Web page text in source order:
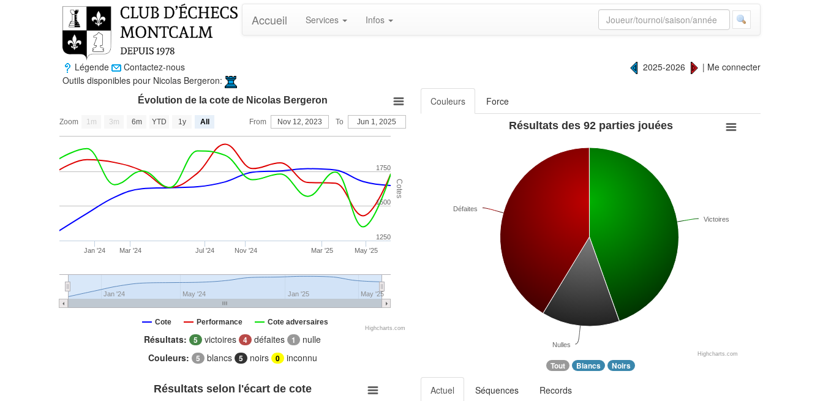
Accueil Services Infos
Légende Contactez-nous 2025-2026 | Me connecter
Outils disponibles pour Nicolas Bergeron:
Zoom From Nov 12, 2023 To Jun 1, 2025
Cotes
Évolution de la cote de Nicolas Bergeron
Cote Performance Cote adversaires
Jan '24 Mar '24 Jul '24 Nov '24 Mar '25 May '25
Jan '24 May '24 Jan '25 May '25
1500
1250
1750
1m 3m 6m YTD 1y All
Highcharts.com
Résultats: 5 victoires 4 défaites 1
nulle
Couleurs:
5 blancs 5 noirs 0 inconnu
Couleurs
Force
Résultats des 92 parties jouées
Victoires
Nulles
Défaites
Highcharts.com
Tout Blancs Noirs
Résultats selon l'écart de cote Actuel Séquences Records